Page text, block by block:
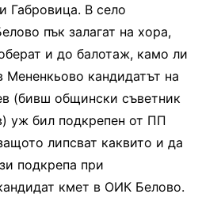
Габровица. В село
пък залагат на хора,
и до балотаж, камо ли
Мененкьово кандидатът на
(бивш общински съветник
уж бил подкрепен от ПП
липсват каквито и да
подкрепа при
кмет в ОИК Белово.